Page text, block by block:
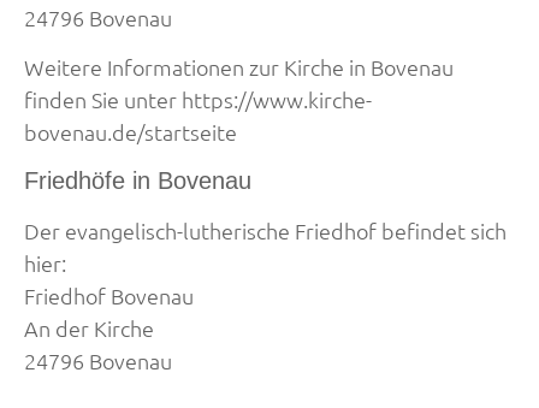
24796 Bovenau
Weitere Informationen zur Kirche in Bovenau
finden Sie unter https://www.kirche-
bovenau.de/startseite
Friedhöfe in Bovenau
Der evangelisch-lutherische Friedhof befindet sich
hier:
Friedhof Bovenau
An der Kirche
24796 Bovenau